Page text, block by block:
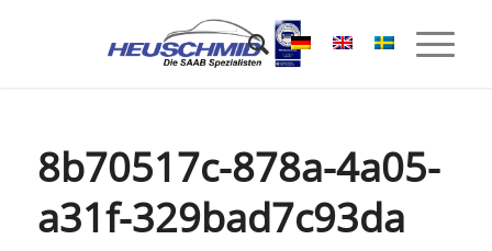
8b70517c-878a-4a05-
a31f-329bad7c93da